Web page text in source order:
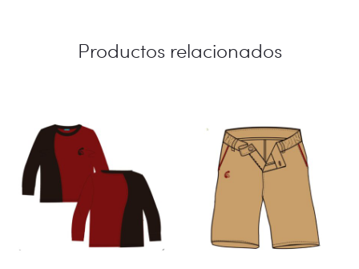
Productos relacionados